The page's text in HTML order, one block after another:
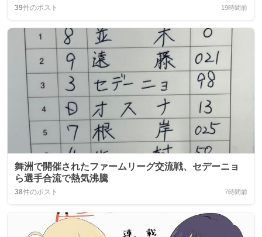
39件のポスト 19時間前
舞洲で開催されたファームリーグ交流戦、セデーニョ
ら選手合流で熱気沸騰
38件のポスト 7時間前